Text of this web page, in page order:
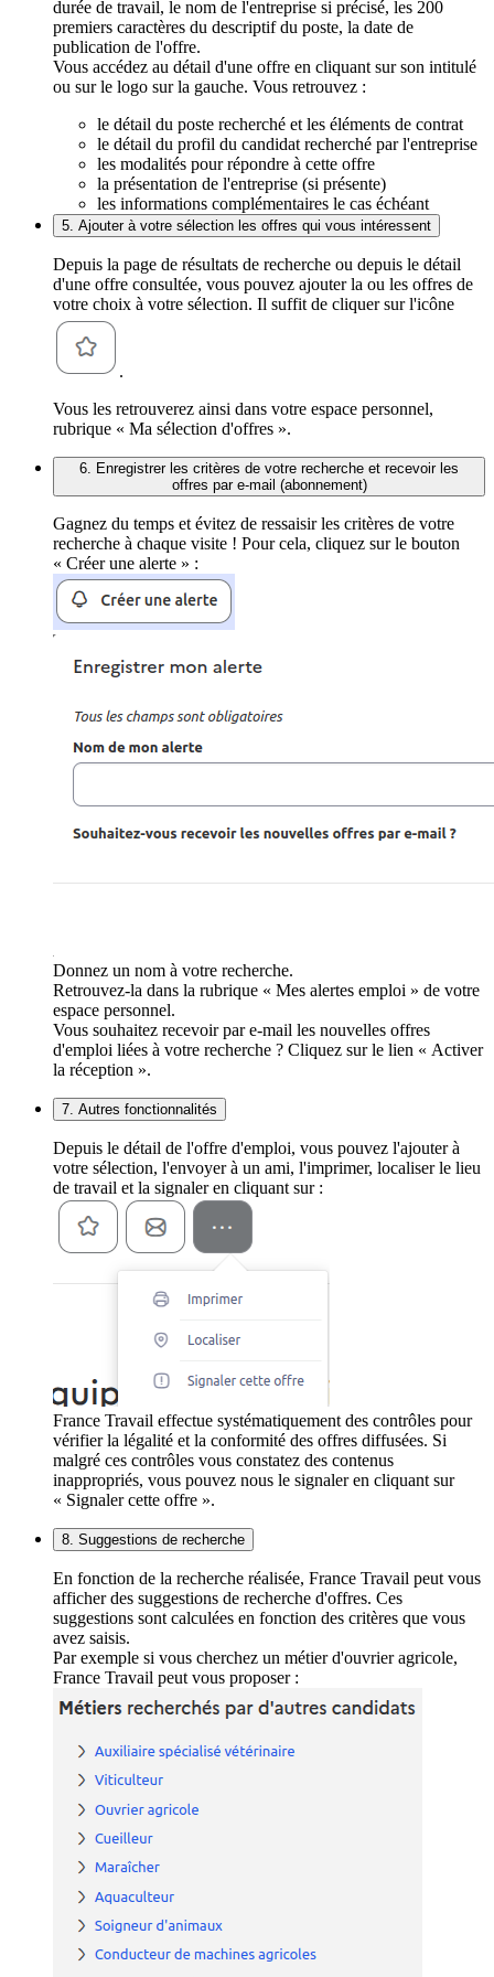
durée de travail, le nom de l'entreprise si précisé, les 200
premiers caractères du descriptif du poste, la date de
publication de l'offre.
Vous accédez au détail d'une offre en cliquant sur son intitulé
ou sur le logo sur la gauche. Vous retrouvez :
le détail du poste recherché et les éléments de contrat
le détail du profil du candidat recherché par l'entreprise
les modalités pour répondre à cette offre
la présentation de l'entreprise (si présente)
les informations complémentaires le cas échéant
5. Ajouter à votre sélection les offres qui vous intéressent
Depuis la page de résultats de recherche ou depuis le détail
d'une offre consultée, vous pouvez ajouter la ou les offres de
votre choix à votre sélection. Il suffit de cliquer sur l'icône
.
Vous les retrouverez ainsi dans votre espace personnel,
rubrique « Ma sélection d'offres ».
6. Enregistrer les critères de votre recherche et recevoir les
offres par e-mail (abonnement)
Gagnez du temps et évitez de ressaisir les critères de votre
recherche à chaque visite ! Pour cela, cliquez sur le bouton
« Créer une alerte » :
Donnez un nom à votre recherche.
Retrouvez-la dans la rubrique « Mes alertes emploi » de votre
espace personnel.
Vous souhaitez recevoir par e-mail les nouvelles offres
d'emploi liées à votre recherche ? Cliquez sur le lien « Activer
la réception ».
7. Autres fonctionnalités
Depuis le détail de l'offre d'emploi, vous pouvez l'ajouter à
votre sélection, l'envoyer à un ami, l'imprimer, localiser le lieu
de travail et la signaler en cliquant sur :
France Travail effectue systématiquement des contrôles pour
vérifier la légalité et la conformité des offres diffusées. Si
malgré ces contrôles vous constatez des contenus
inappropriés, vous pouvez nous le signaler en cliquant sur
« Signaler cette offre ».
8. Suggestions de recherche
En fonction de la recherche réalisée, France Travail peut vous
afficher des suggestions de recherche d'offres. Ces
suggestions sont calculées en fonction des critères que vous
avez saisis.
Par exemple si vous cherchez un métier d'ouvrier agricole,
France Travail peut vous proposer :